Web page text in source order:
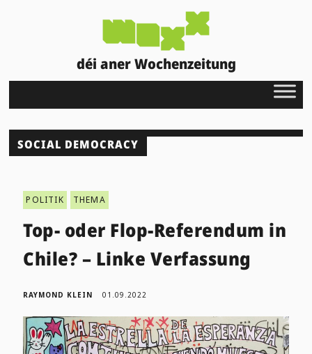
déi aner Wochenzeitung
SOCIAL DEMOCRACY
POLITIK THEMA
Top- oder Flop-Referendum in
Chile? – Linke Verfassung
RAYMOND KLEIN 01.09.2022